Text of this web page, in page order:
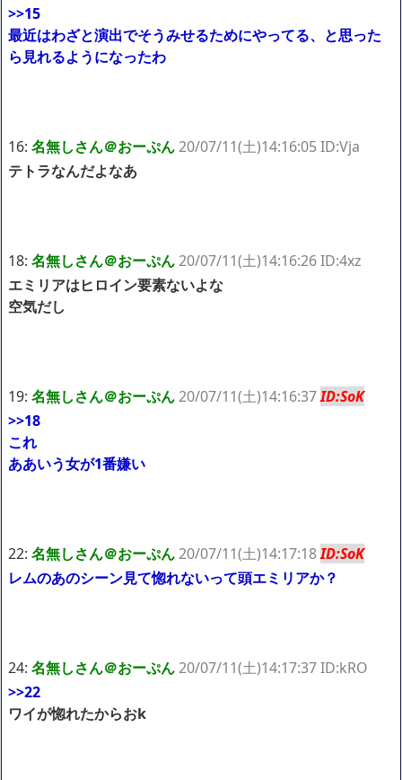
>>15
最近はわざと演出でそうみせるためにやってる、と思った
ら見れるようになったわ
16: 名無しさん＠おーぷん20/07/11(土)14:16:05 ID:Vja
テトラなんだよなあ
18: 名無しさん＠おーぷん20/07/11(土)14:16:26 ID:4xz
エミリアはヒロイン要素ないよな
空気だし
19: 名無しさん＠おーぷん20/07/11(土)14:16:37ID:SoK
>>18
これ
ああいう女が1番嫌い
22: 名無しさん＠おーぷん20/07/11(土)14:17:18ID:SoK
レムのあのシーン見て惚れないって頭エミリアか？
24: 名無しさん＠おーぷん20/07/11(土)14:17:37 ID:kRO
>>22
ワイが惚れたからおk